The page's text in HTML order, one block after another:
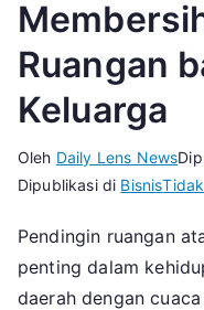
Ruangan
Keluarga
Oleh Daily Lens News
Dipublikasi di Bisnis
Pendingin ruangan
penting dalam
daerah dengan